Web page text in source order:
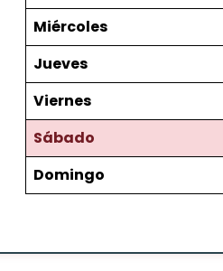
Miércoles
Jueves
Viernes
Sábado
Domingo